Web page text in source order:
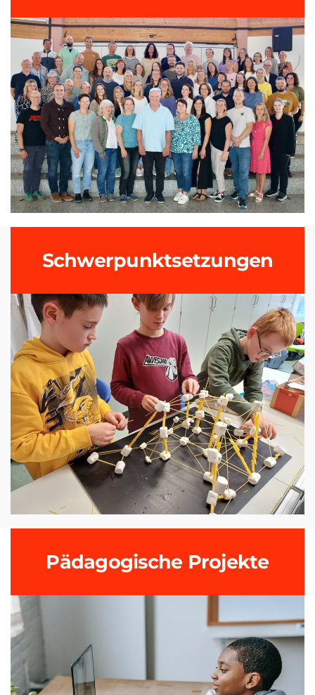
Schwerpunkt­setzungen
Pädagogische Projekte